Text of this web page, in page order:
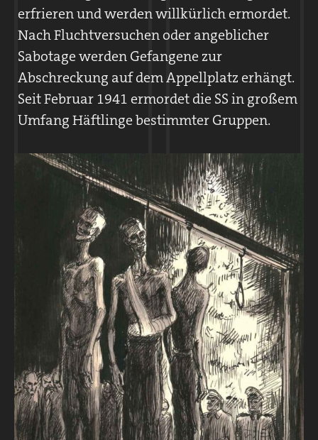
Konzentrationslager gliedern sich in
Kommandanturstab und Wachsturmbann.
An der Spitze des Lagers steht der
Kommandant. Er entscheidet zusammen mit
ihm untergeordneten Abteilungen über das
Schicksal der Häftlinge.
Die SS-Mannschaften sind für die
Bewachung der Gefangenen zuständig.
Im Kommandanturstab des KZ Flossenbürg
arbeiten etwa 90 SS-Angehörige. Die
Wachmannschaften erreichen bis Frühjahr
1940 eine Stärke von etwa 300 Mann. Diese
wächst mit dem Ausbau der Außenlager auf
etwa 2.500 Männer und 500 Frauen im Jahr
1945 an. Nach Kriegsbeginn werden viele
jüngere SS-Männer an die Front versetzt. Die
SS-Führung verpflichtet nun ältere Männer,
Luftwaffensoldaten, Angehörige anderer
Nationen und Frauen zum Einsatz in den
erfrieren und werden willkürlich ermordet.
Nach Fluchtversuchen oder angeblicher
Sabotage werden Gefangene zur
Abschreckung auf dem Appellplatz erhängt.
Seit Februar 1941 ermordet die SS in großem
Umfang Häftlinge bestimmter Gruppen.